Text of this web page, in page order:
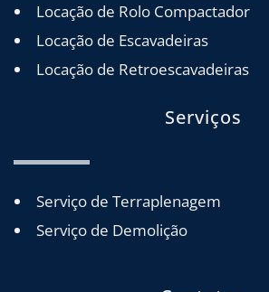
Locação de Rolo Compactador
Locação de Escavadeiras
Locação de Retroescavadeiras
Serviços
Serviço de Terraplenagem
Serviço de Demolição